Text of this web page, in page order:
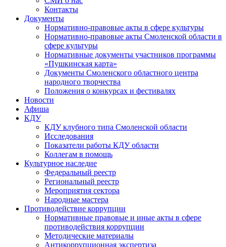
Контакты
Документы
Нормативно-правовые акты в сфере культуры
Нормативно-правовые акты Смоленской области в
сфере культуры
Нормативные документы участников программы
«Пушкинская карта»
Документы Смоленского областного центра
народного творчества
Положения о конкурсах и фестивалях
Новости
Афиша
КДУ
КДУ клубного типа Смоленской области
Исследования
Показатели работы КДУ области
Коллегам в помощь
Культурное наследие
Федеральный реестр
Региональный реестр
Мероприятия сектора
Народные мастера
Противодействие коррупции
Нормативные правовые и иные акты в сфере
противодействия коррупции
Методические материалы
Антикоррупционная экспертиза